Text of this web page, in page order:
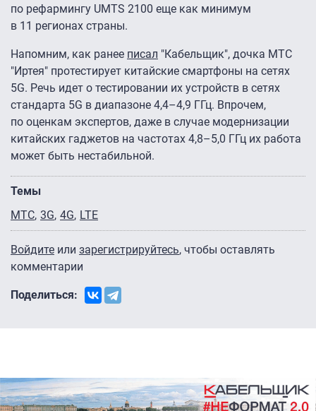
по рефармингу UMTS 2100 еще как минимум
в 11 регионах страны.
Напомним, как ранее писал "Кабельщик", дочка МТС
"Иртея" протестирует китайские смартфоны на сетях
5G. Речь идет о тестировании их устройств в сетях
стандарта 5G в диапазоне 4,4–4,9 ГГц. Впрочем,
по оценкам экспертов, даже в случае модернизации
китайских гаджетов на частотах 4,8–5,0 ГГц их работа
может быть нестабильной.
Темы
МТС 3G 4G LTE
Войдите или зарегистрируйтесь, чтобы оставлять
комментарии
Поделиться: